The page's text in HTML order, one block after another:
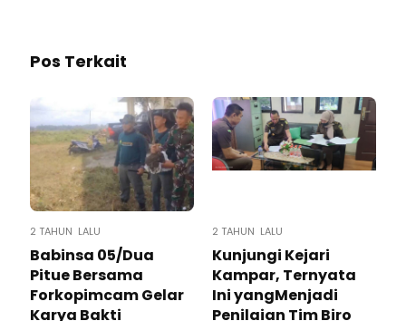
Pos Terkait
2 TAHUN LALU
Babinsa 05/Dua
Pitue Bersama
Forkopimcam Gelar
Karya Bakti
2 TAHUN LALU
Kunjungi Kejari
Kampar, Ternyata
Ini yangMenjadi
Penilaian Tim Biro